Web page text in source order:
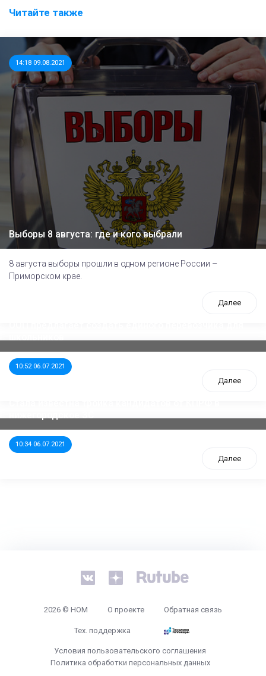
Читайте также
14:18 09.08.2021
Выборы 8 августа: где и кого выбрали
8 августа выборы прошли в одном регионе России –
Приморском крае.
Далее
10:52 06.07.2021
Далее
10:34 06.07.2021
Далее
2026 © НОМ О проекте Обратная связь
Тех. поддержка
Условия пользовательского соглашения
Политика обработки персональных данных